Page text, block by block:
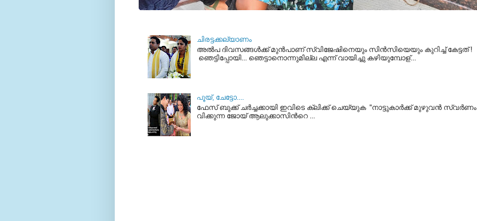
ചിരട്ടക്കല്യാണം
അല്‍പ ദിവസങ്ങള്‍ക്ക് മുന്‍പാണ് സ്വിജേഷിനെയും സിന്‍സിയെയും കുറിച്ച് കേട്ടത് !
ഞെട്ടിപ്പോയി... ഞെട്ടാനൊന്നുമില്ല എന്ന് വായിച്ചു കഴിയുമ്പോള്...
പൂയ്‌, ചേട്ടോ....
ഫേസ് ബുക്ക്‌ ചര്‍ച്ചക്കായി ഇവിടെ ക്ലിക്ക് ചെയ്യുക ''നാട്ടുകാര്‍ക്ക് മുഴുവന്‍ സ്വര്‍ണം
വിക്കുന്ന ജോയ്‌ ആലുക്കാസിന്‍റെ ...